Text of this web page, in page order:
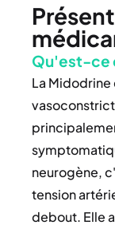
Qu'est-ce
La Midodrine
neurogène,
tension
debout. Elle